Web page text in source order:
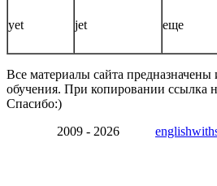
yet jet еще
Все материалы сайта предназначены
обучения. При копировании ссылка
Спасибо:)
2009 - 2026